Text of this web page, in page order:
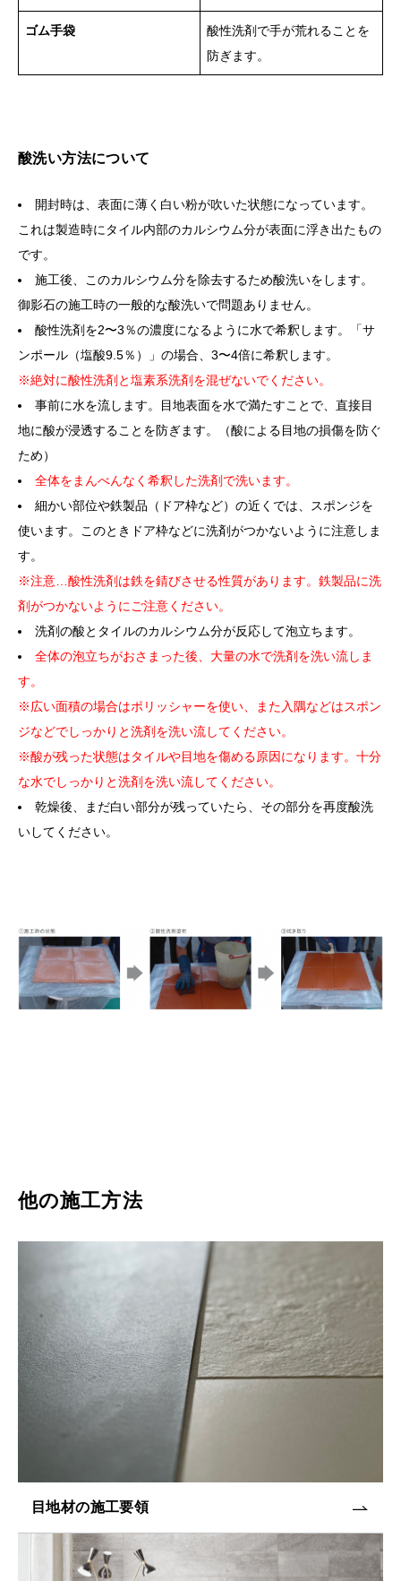
ゴム手袋
酸性洗剤で手が荒れることを
防ぎます。
酸洗い方法について
開封時は、表面に薄く白い粉が吹いた状態になっています。
これは製造時にタイル内部のカルシウム分が表面に浮き出たもの
です。
施工後、このカルシウム分を除去するため酸洗いをします。
御影石の施工時の一般的な酸洗いで問題ありません。
酸性洗剤を2〜3％の濃度になるように水で希釈します。「サ
ンポール（塩酸9.5％）」の場合、3〜4倍に希釈します。
※絶対に酸性洗剤と塩素系洗剤を混ぜないでください。
事前に水を流します。目地表面を水で満たすことで、直接目
地に酸が浸透することを防ぎます。（酸による目地の損傷を防ぐ
ため）
全体をまんべんなく希釈した洗剤で洗います。
細かい部位や鉄製品（ドア枠など）の近くでは、スポンジを
使います。このときドア枠などに洗剤がつかないように注意しま
す。
※注意…酸性洗剤は鉄を錆びさせる性質があります。鉄製品に洗
剤がつかないようにご注意ください。
洗剤の酸とタイルのカルシウム分が反応して泡立ちます。
全体の泡立ちがおさまった後、大量の水で洗剤を洗い流しま
す。
※広い面積の場合はポリッシャーを使い、また入隅などはスポン
ジなどでしっかりと洗剤を洗い流してください。
※酸が残った状態はタイルや目地を傷める原因になります。十分
な水でしっかりと洗剤を洗い流してください。
乾燥後、まだ白い部分が残っていたら、その部分を再度酸洗
いしてください。
他の施工方法
目地材の施工要領